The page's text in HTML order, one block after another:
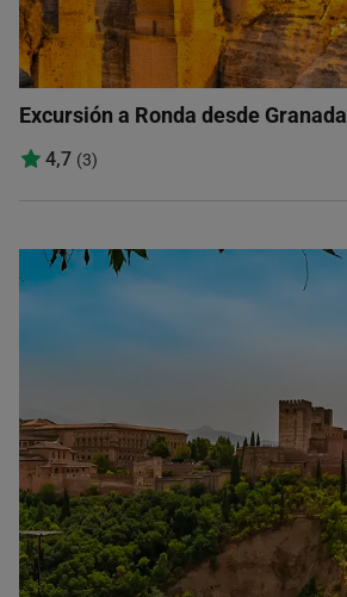
Excursión a Ronda desde Granada
4,7 (3)